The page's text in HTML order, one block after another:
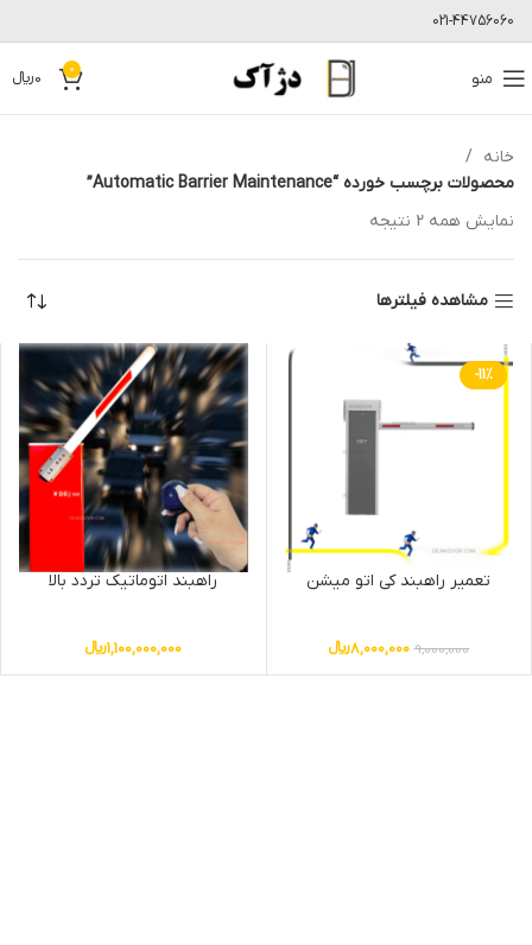
021-44756060
منو 0
0﷼
خانه
محصولات برچسب خورده “Automatic Barrier Maintenance”
نمایش همه 2 نتیجه
مشاهده فیلترها
-11%
تعمیر راهبند کی اتو میشن
9,000,000
8,000,000﷼
راهبند اتوماتیک تردد بالا
1,100,000,000﷼